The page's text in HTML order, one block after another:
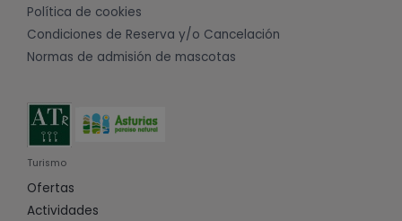
Política de cookies
Condiciones de Reserva y/o Cancelación
Normas de admisión de mascotas
Turismo
Ofertas
Actividades